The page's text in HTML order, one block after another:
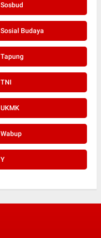
Sosbud
Sosial Budaya
Tapung
TNI
UKMK
Wabup
Y